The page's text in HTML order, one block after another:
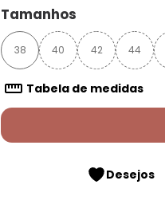
Ganhe 19% OFF Extra em
cupom: QUINTESS19. Válido
até 07/08/2026.
Tamanhos
38 40 42 44
Tabela de medidas
Desejos